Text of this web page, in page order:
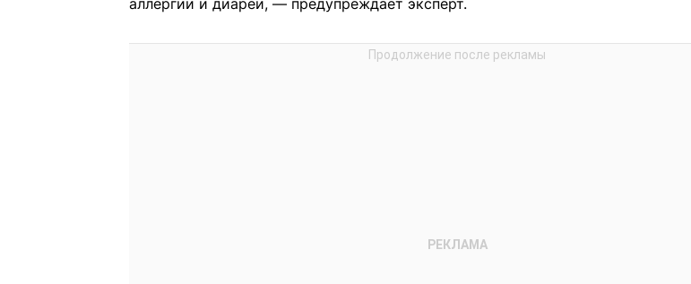
аллергии и диареи, — предупреждает эксперт.